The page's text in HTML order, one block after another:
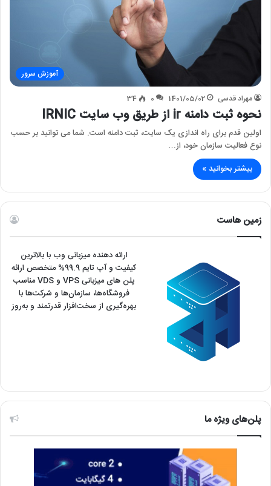
آموزش سرور
مهراد قدسی 1401/05/02
0
34
نحوه ثبت دامنه ir از طریق وب سایت IRNIC
اولین قدم برای راه اندازی یک سایت، ثبت دامنه است. شما می توانید بر حسب
نوع فعالیت سازمان خود، از…
بیشتر بخوانید »
زمین هاست
ارائه دهنده میزبانی وب با بالاترین
کیفیت و آپ تایم 99.9% متخصص ارائه
پلن های میزبانی VPS و VDS مناسب
فروشگاه‌ها، سازمان‌ها و شرکت‌ها با
بهره‌گیری از سخت‌افزار قدرتمند و به‌روز
پلن‌های ویژه ما